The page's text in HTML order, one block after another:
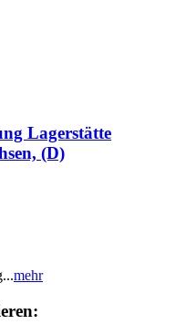
Lagerstätte
(D)
mehr